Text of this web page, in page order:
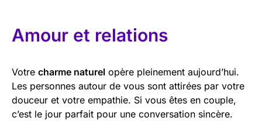
Amour et relations
Votre charme naturel opère pleinement aujourd’hui.
Les personnes autour de vous sont attirées par votre
douceur et votre empathie. Si vous êtes en couple,
c’est le jour parfait pour une conversation sincère.